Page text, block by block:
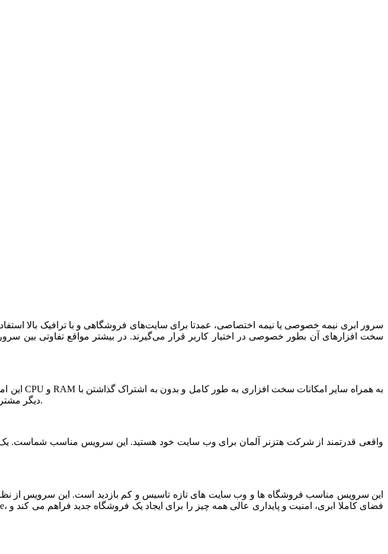
سرور ابری نیمه خصوصی یا نیمه اختصاصی، عمدتا برای سایت‌های فروشگاهی و با ترافیک بالا
سخت افزارهای آن بطور خصوصی در اختیار کاربر قرار می‌گیرند. در بیشتر مواقع تفاوتی بین
دیگر مشترکین استفاده شود. این سرویس مناسب فروشگاه های خاص، پربازدید با نیازمندی های بخصوص است.